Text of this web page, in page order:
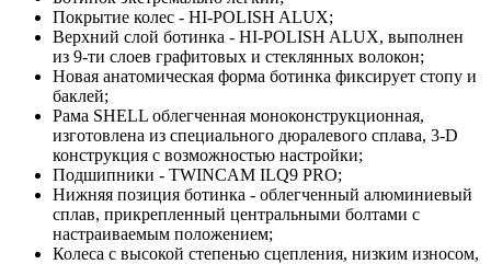
Покрытие колес - HI-POLISH ALUX;
Верхний слой ботинка - HI-POLISH ALUX, выполнен
из 9-ти слоев графитовых и стеклянных волокон;
Новая анатомическая форма ботинка фиксирует стопу и
баклей;
Рама SHELL облегченная моноконструкционная,
изготовлена из специального дюралевого сплава, 3-D
конструкция с возможностью настройки;
Подшипники - TWINCAM ILQ9 PRO;
Нижняя позиция ботинка - облегченный алюминиевый
сплав, прикрепленный центральными болтами с
настраиваемым положением;
Колеса с высокой степенью сцепления, низким износом,